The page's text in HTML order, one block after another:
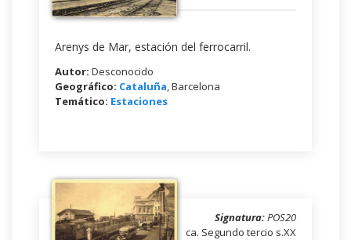
Arenys de Mar, estación del ferrocarril.
Autor: Desconocido
Geográfico: Cataluña, Barcelona
Temático: Estaciones
Signatura:POS20
ca. Segundo tercio s.XX